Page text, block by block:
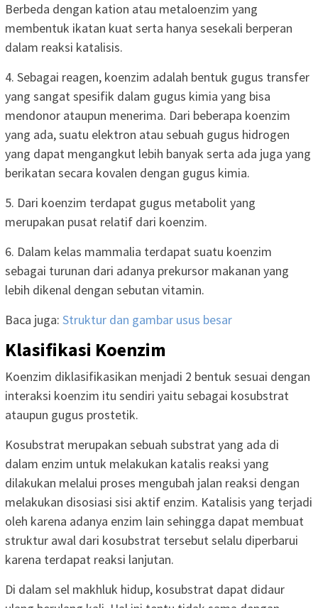
Berbeda dengan kation atau metaloenzim yang
membentuk ikatan kuat serta hanya sesekali berperan
dalam reaksi katalisis.
4. Sebagai reagen, koenzim adalah bentuk gugus transfer
yang sangat spesifik dalam gugus kimia yang bisa
mendonor ataupun menerima. Dari beberapa koenzim
yang ada, suatu elektron atau sebuah gugus hidrogen
yang dapat mengangkut lebih banyak serta ada juga yang
berikatan secara kovalen dengan gugus kimia.
5. Dari koenzim terdapat gugus metabolit yang
merupakan pusat relatif dari koenzim.
6. Dalam kelas mammalia terdapat suatu koenzim
sebagai turunan dari adanya prekursor makanan yang
lebih dikenal dengan sebutan vitamin.
Baca juga: Struktur dan gambar usus besar
Klasifikasi Koenzim
Koenzim diklasifikasikan menjadi 2 bentuk sesuai dengan
interaksi koenzim itu sendiri yaitu sebagai kosubstrat
ataupun gugus prostetik.
Kosubstrat merupakan sebuah substrat yang ada di
dalam enzim untuk melakukan katalis reaksi yang
dilakukan melalui proses mengubah jalan reaksi dengan
melakukan disosiasi sisi aktif enzim. Katalisis yang terjadi
oleh karena adanya enzim lain sehingga dapat membuat
struktur awal dari kosubstrat tersebut selalu diperbarui
karena terdapat reaksi lanjutan.
Di dalam sel makhluk hidup, kosubstrat dapat didaur